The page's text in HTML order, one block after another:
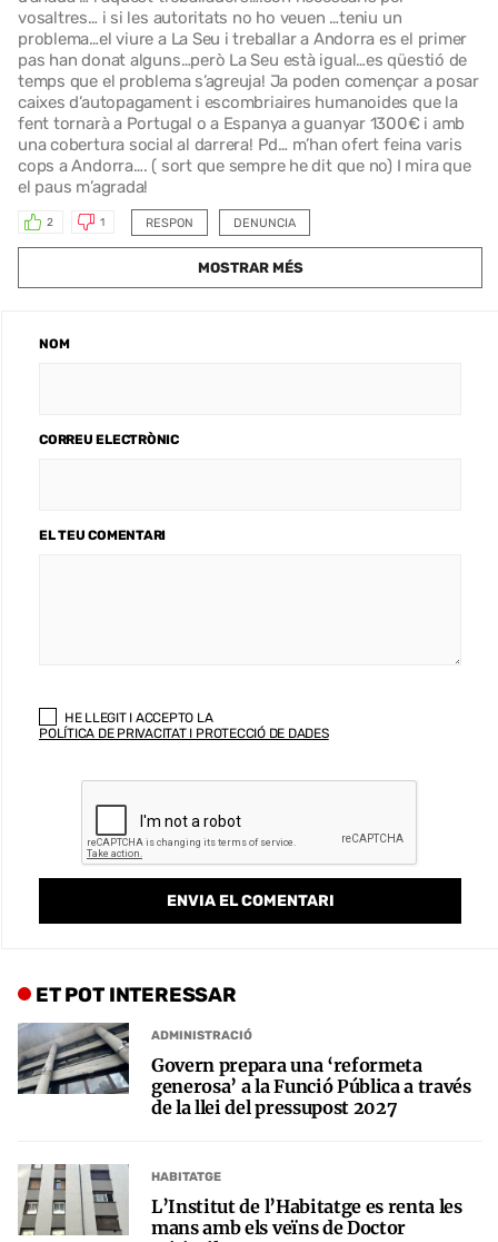
vosaltres… i si les autoritats no ho veuen …teniu un
problema…el viure a La Seu i treballar a Andorra es el primer
pas han donat alguns…però La Seu està igual…es qüestió de
temps que el problema s’agreuja! Ja poden començar a posar
caixes d’autopagament i escombriaires humanoides que la
fent tornarà a Portugal o a Espanya a guanyar 1300€ i amb
una cobertura social al darrera! Pd… m’han ofert feina varis
cops a Andorra…. ( sort que sempre he dit que no) I mira que
el paus m’agrada!
RESPON
2 1 DENUNCIA
MOSTRAR MÉS
NOM
CORREU ELECTRÒNIC
EL TEU COMENTARI
HE LLEGIT I ACCEPTO LA
POLÍTICA DE PRIVACITAT I PROTECCIÓ DE DADES
ET POT INTERESSAR
ADMINISTRACIÓ
Govern prepara una ‘reformeta
generosa’ a la Funció Pública a través
de la llei del pressupost 2027
HABITATGE
L’Institut de l’Habitatge es renta les
mans amb els veïns de Doctor